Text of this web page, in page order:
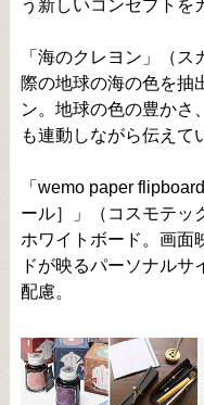
う新しいコンセプトを
「海のクレヨン」（
際の地球の海の色を抽
ン。地球の色の豊かさ
も連動しながら伝えて
「wemo paper
ール］」（コスモテッ
ホワイトボード。画面
ドが映るパーソナルサ
配慮。